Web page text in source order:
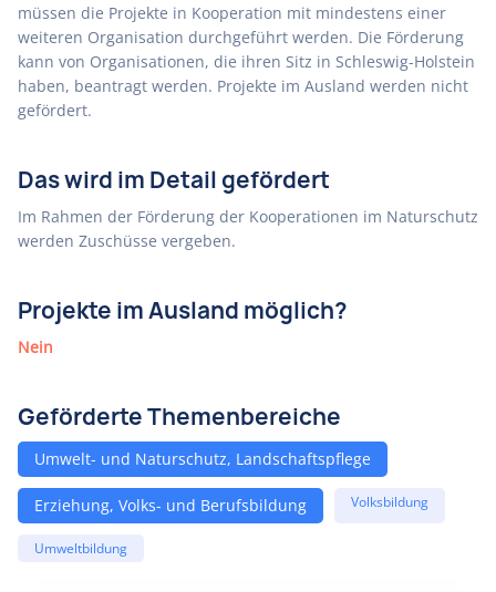
müssen die Projekte in Kooperation mit mindestens einer
weiteren Organisation durchgeführt werden. Die Förderung
kann von Organisationen, die ihren Sitz in Schleswig-Holstein
haben, beantragt werden. Projekte im Ausland werden nicht
gefördert.
Das wird im Detail gefördert
Im Rahmen der Förderung der Kooperationen im Naturschutz
werden Zuschüsse vergeben.
Projekte im Ausland möglich?
Nein
Geförderte Themenbereiche
Umwelt- und Naturschutz, Landschaftspflege
Erziehung, Volks- und Berufsbildung Volksbildung
Umweltbildung